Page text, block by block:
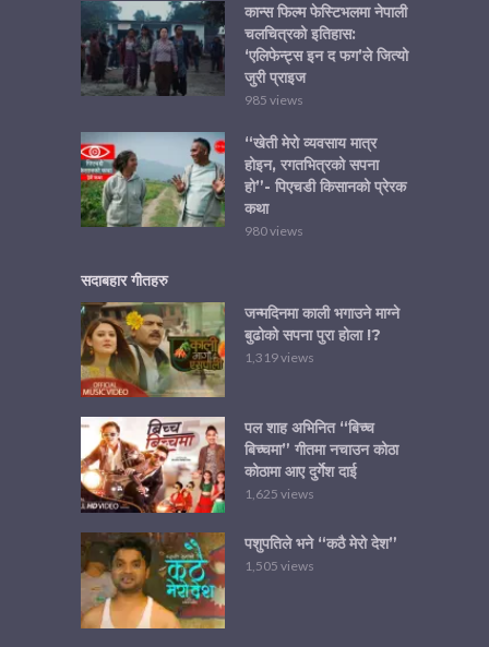
कान्स फिल्म फेस्टिभलमा नेपाली
चलचित्रको इतिहास:
‘एलिफेन्ट्स इन द फग’ले जित्यो
जुरी प्राइज
985 views
“खेती मेरो व्यवसाय मात्र
होइन, रगतभित्रको सपना
हो”- पिएचडी किसानको प्रेरक
कथा
980 views
सदाबहार गीतहरु
जन्मदिनमा काली भगाउने माग्ने
बुढोको सपना पुरा होला !?
1,319 views
पल शाह अभिनित “बिच्च
बिच्चमा” गीतमा नचाउन कोठा
कोठामा आए दुर्गेश दाई
1,625 views
पशुपतिले भने “कठै मेरो देश”
1,505 views